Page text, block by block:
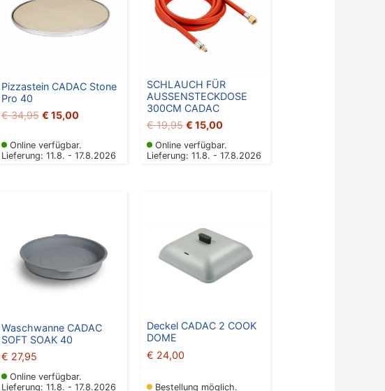
Pizzastein CADAC Stone
Pro 40
€34,95 € 15,00
Online verfügbar.
Lieferung: 11.8. - 17.8.2026
SCHLAUCH FÜR
AUSSENSTECKDOSE
300CM CADAC
€19,95 € 15,00
Online verfügbar.
Lieferung: 11.8. - 17.8.2026
Waschwanne CADAC
SOFT SOAK 40
€ 27,95
Online verfügbar.
Lieferung: 11.8. - 17.8.2026
Deckel CADAC 2 COOK
DOME
€ 24,00
Bestellung möglich.